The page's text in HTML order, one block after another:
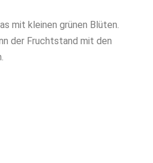
mit kleinen grünen Blüten.
der Fruchtstand mit den